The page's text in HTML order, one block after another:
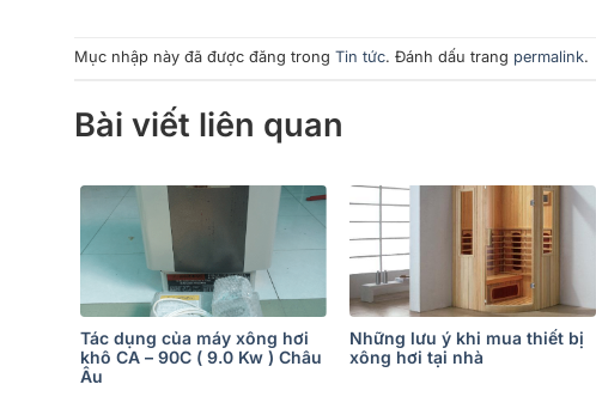
Mục nhập này đã được đăng trong Tin tức. Đánh dấu trang permalink.
Bài viết liên quan
Tác dụng của máy xông hơi
khô CA – 90C ( 9.0 Kw ) Châu
Âu
Những lưu ý khi mua thiết bị
xông hơi tại nhà